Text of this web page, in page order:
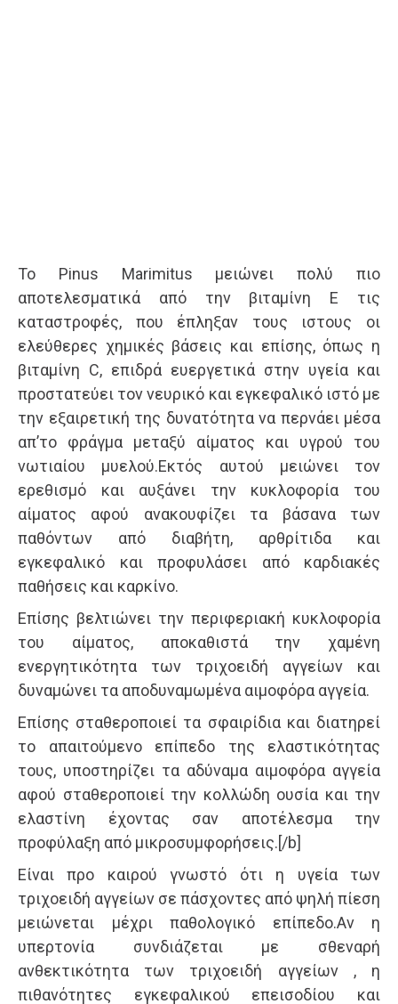
To Pinus Marimitus μειώνει πολύ πιο
αποτελεσματικά από την βιταμίνη Ε τις
καταστροφές, που έπληξαν τους ιστους οι
ελεύθερες χημικές βάσεις και επίσης, όπως η
βιταμίνη C, επιδρά ευεργετικά στην υγεία και
προστατεύει τον νευρικό και εγκεφαλικό ιστό με
την εξαιρετική της δυνατότητα να περνάει μέσα
απ’το φράγμα μεταξύ αίματος και υγρού του
νωτιαίου μυελού.Εκτός αυτού μειώνει τον
ερεθισμό και αυξάνει την κυκλοφορία του
αίματος αφού ανακουφίζει τα βάσανα των
παθόντων από διαβήτη, αρθρίτιδα και
εγκεφαλικό και προφυλάσει από καρδιακές
παθήσεις και καρκίνο.
Eπίσης βελτιώνει την περιφεριακή κυκλοφορία
του αίματος, αποκαθιστά την χαμένη
ενεργητικότητα των τριχοειδή αγγείων και
δυναμώνει τα αποδυναμωμένα αιμοφόρα αγγεία.
Επίσης σταθεροποιεί τα σφαιρίδια και διατηρεί
το απαιτούμενο επίπεδο της ελαστικότητας
τους, υποστηρίζει τα αδύναμα αιμοφόρα αγγεία
αφού σταθεροποιεί την κολλώδη ουσία και την
ελαστίνη έχοντας σαν αποτέλεσμα την
προφύλαξη από μικροσυμφορήσεις.[/b]
Είναι προ καιρού γνωστό ότι η υγεία των
τριχοειδή αγγείων σε πάσχοντες από ψηλή πίεση
μειώνεται μέχρι παθολογικό επίπεδο.Αν η
υπερτονία συνδιάζεται με σθεναρή
ανθεκτικότητα των τριχοειδή αγγείων , η
πιθανότητες εγκεφαλικού επεισοδίου και